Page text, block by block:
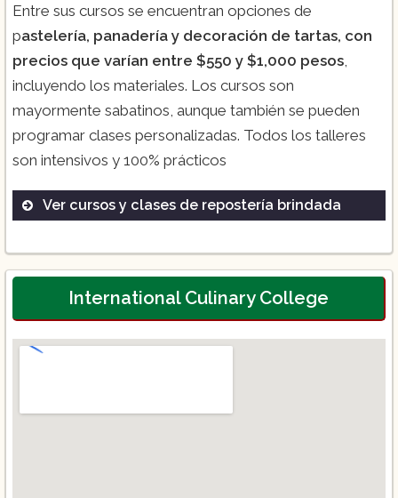
Entre sus cursos se encuentran opciones de
pastelería, panadería y decoración de tartas, con
precios que varían entre $550 y $1,000 pesos
incluyendo los materiales. Los cursos son
mayormente sabatinos, aunque también se pueden
programar clases personalizadas. Todos los talleres
son intensivos y 100% prácticos
Ver cursos y clases de repostería brindada
Talleres sabatinos
Curso intensivo de técnicas avanzadas
International Culinary College